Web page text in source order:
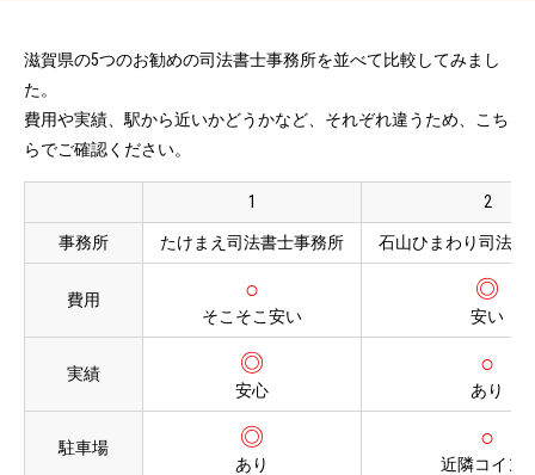
滋賀県の5つのお勧めの司法書士事務所を並べて比較してみまし
た。
費用や実績、駅から近いかどうかなど、それぞれ違うため、こち
らでご確認ください。
1 2
事務所 たけまえ司法書士事務所 石山ひまわり司法書
費用 ○
そこそこ安い
◎
安い
実績 ◎
安心
○
あり
駐車場 ◎
あり
○
近隣コインP